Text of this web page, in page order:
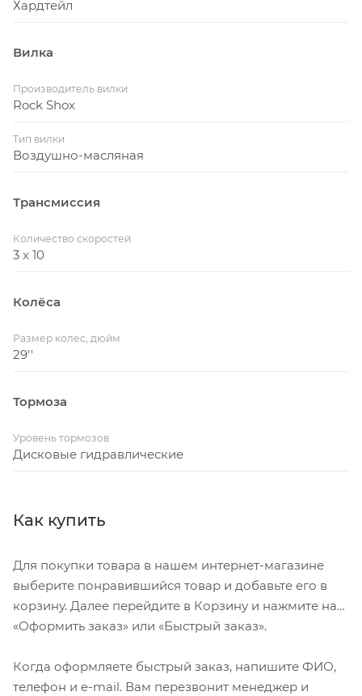
Хардтейл
Вилка
Производитель вилки
Rock Shox
Тип вилки
Воздушно-масляная
Трансмиссия
Количество скоростей
3 x 10
Колёса
Размер колес, дюйм
29''
Тормоза
Уровень тормозов
Дисковые гидравлические
Как купить
Для покупки товара в нашем интернет-магазине
выберите понравившийся товар и добавьте его в
корзину. Далее перейдите в Корзину и нажмите на
«Оформить заказ» или «Быстрый заказ».
Когда оформляете быстрый заказ, напишите ФИО,
телефон и e-mail. Вам перезвонит менеджер и